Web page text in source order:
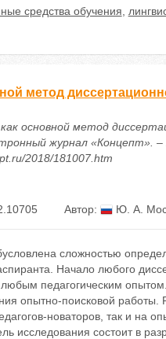
средства обучения
метод
основной метод
журнал «Концепт».
2018/181007.htm
Автор: Ю. А.
сложностью
Начало любого
педагогическим
опытно-поисковой
новаторов, так и на
исследования состоит в